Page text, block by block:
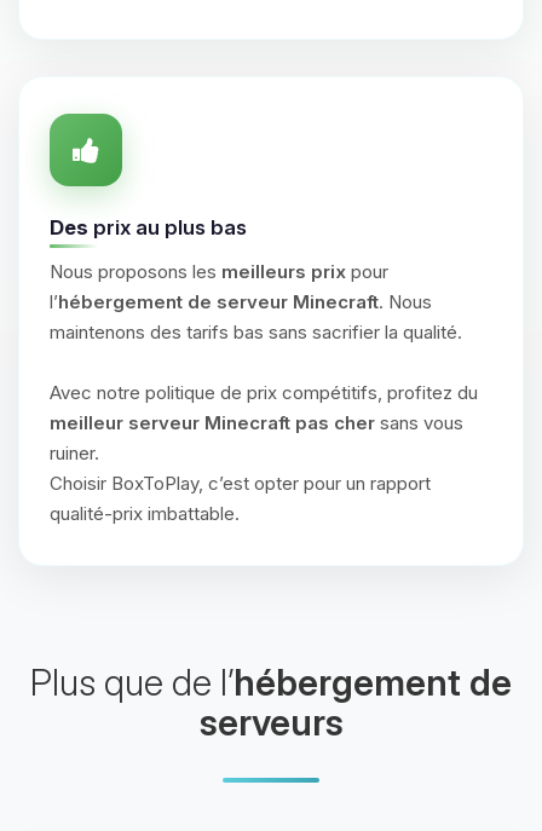
Des prix au plus bas
Nous proposons les meilleurs prix pour
l’hébergement de serveur Minecraft. Nous
maintenons des tarifs bas sans sacrifier la qualité.
Avec notre politique de prix compétitifs, profitez du
meilleur serveur Minecraft pas cher sans vous
ruiner.
Choisir BoxToPlay, c’est opter pour un rapport
qualité-prix imbattable.
Plus que de l’hébergement de
serveurs